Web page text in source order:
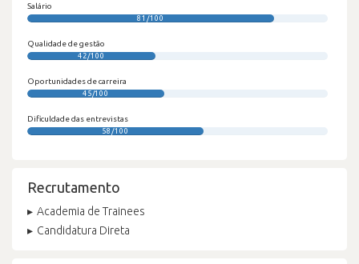
Salário
81/100
Qualidade de gestão
42/100
Oportunidades de carreira
45/100
Dificuldade das entrevistas
58/100
Recrutamento
Academia de Trainees
Candidatura Direta